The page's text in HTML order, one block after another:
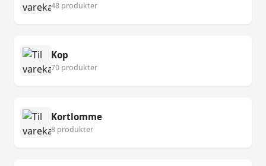
48 produkter
Kop
70 produkter
Kortlomme
8 produkter